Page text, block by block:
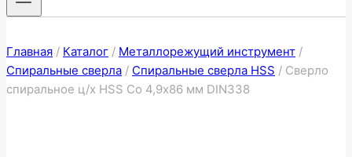
Главная / Каталог / Металлорежущий инструмент /
Спиральные сверла / Спиральные сверла HSS / Сверло
спиральное ц/х HSS Co 4,9х86 мм DIN338